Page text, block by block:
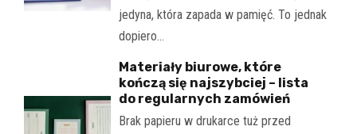
jedyna, która zapada w pamięć. To jednak
dopiero…
Materiały biurowe, które
kończą się najszybciej – lista
do regularnych zamówień
Brak papieru w drukarce tuż przed